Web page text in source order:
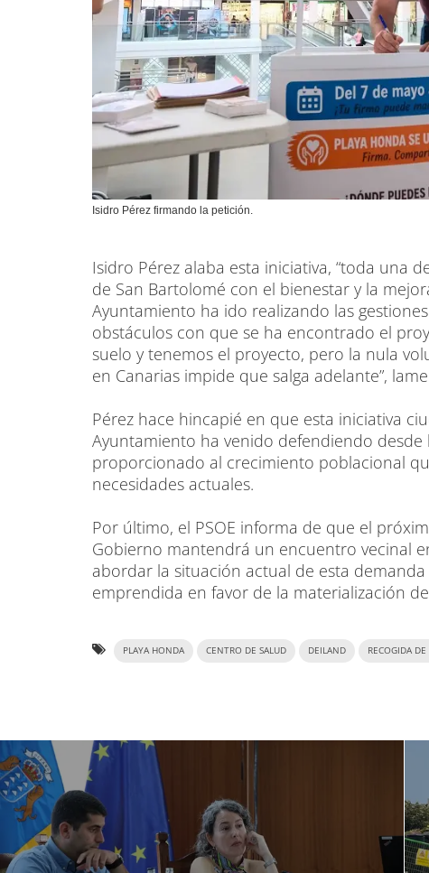
Isidro Pérez firmando la petición.
Isidro Pérez alaba esta iniciativa, “toda una
de San Bartolomé con el bienestar y la
Ayuntamiento ha ido realizando las
obstáculos con que se ha encontrado el
suelo y tenemos el proyecto, pero la nula
en Canarias impide que salga adelante”,
Pérez hace hincapié en que esta iniciativa
Ayuntamiento ha venido defendiendo
proporcionado al crecimiento poblacional
necesidades actuales.
Por último, el PSOE informa de que el
Gobierno mantendrá un encuentro vecinal
abordar la situación actual de esta
emprendida en favor de la materialización
PLAYA HONDA CENTRO DE SALUD DEILAND RECOGIDA DE